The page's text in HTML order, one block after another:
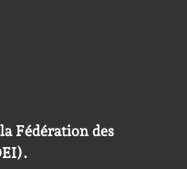
Fédération des